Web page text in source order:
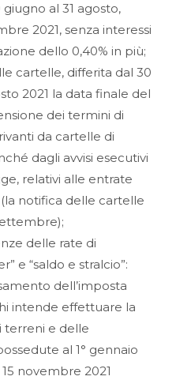
al 31 agosto,
2021, senza interessi
dello 0,40% in più;
cartelle, differita dal 30
2021 la data finale del
dei termini di
da cartelle di
dagli avvisi esecutivi
relativi alle entrate
notifica delle cartelle
delle rate di
e “saldo e stralcio”:
dell’imposta
intende effettuare la
terreni e delle
al 1° gennaio
novembre 2021